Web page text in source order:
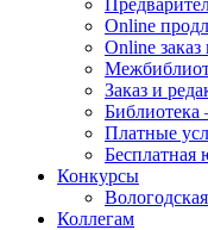
Online
Online
Заказ и
Библиотека
Платные
Бесплатная
Конкурсы
Коллегам